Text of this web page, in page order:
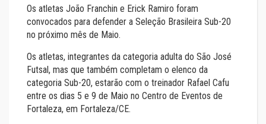
Os atletas João Franchin e Erick Ramiro foram
convocados para defender a Seleção Brasileira Sub-20
no próximo mês de Maio.
Os atletas, integrantes da categoria adulta do São José
Futsal, mas que também completam o elenco da
categoria Sub-20, estarão com o treinador Rafael Cafu
entre os dias 5 e 9 de Maio no Centro de Eventos de
Fortaleza, em Fortaleza/CE.